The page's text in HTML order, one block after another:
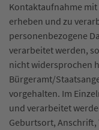
Kontaktaufnahme
erheben und zu
personenbezogene
verarbeitet werden,
nicht widersprochen
Bürgeramt/
vorgehalten. Im
und verarbeitet
Geburtsort, Anschrift,